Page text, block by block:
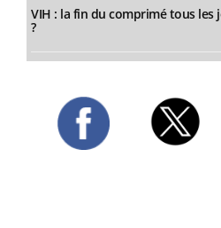
VIH : la fin du comprimé tous les
?